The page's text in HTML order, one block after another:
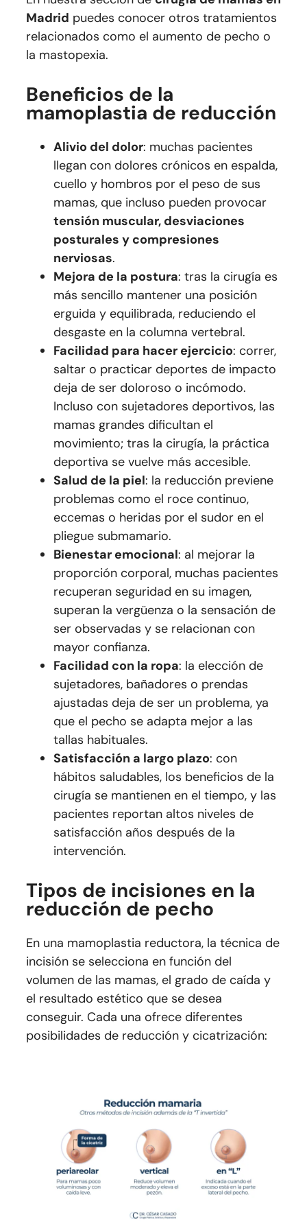
Madrid puedes conocer otros tratamientos
relacionados como el aumento de pecho o
la mastopexia.
Beneficios de la
mamoplastia de reducción
Alivio del dolor: muchas pacientes
llegan con dolores crónicos en espalda,
cuello y hombros por el peso de sus
mamas, que incluso pueden provocar
tensión muscular, desviaciones
posturales y compresiones
nerviosas.
Mejora de la postura: tras la cirugía es
más sencillo mantener una posición
erguida y equilibrada, reduciendo el
desgaste en la columna vertebral.
Facilidad para hacer ejercicio: correr,
saltar o practicar deportes de impacto
deja de ser doloroso o incómodo.
Incluso con sujetadores deportivos, las
mamas grandes dificultan el
movimiento; tras la cirugía, la práctica
deportiva se vuelve más accesible.
Salud de la piel: la reducción previene
problemas como el roce continuo,
eccemas o heridas por el sudor en el
pliegue submamario.
Bienestar emocional: al mejorar la
proporción corporal, muchas pacientes
recuperan seguridad en su imagen,
superan la vergüenza o la sensación de
ser observadas y se relacionan con
mayor confianza.
Facilidad con la ropa: la elección de
sujetadores, bañadores o prendas
ajustadas deja de ser un problema, ya
que el pecho se adapta mejor a las
tallas habituales.
Satisfacción a largo plazo: con
hábitos saludables, los beneficios de la
cirugía se mantienen en el tiempo, y las
pacientes reportan altos niveles de
satisfacción años después de la
intervención.
Tipos de incisiones en la
reducción de pecho
En una mamoplastia reductora, la técnica de
incisión se selecciona en función del
volumen de las mamas, el grado de caída y
el resultado estético que se desea
conseguir. Cada una ofrece diferentes
posibilidades de reducción y cicatrización: